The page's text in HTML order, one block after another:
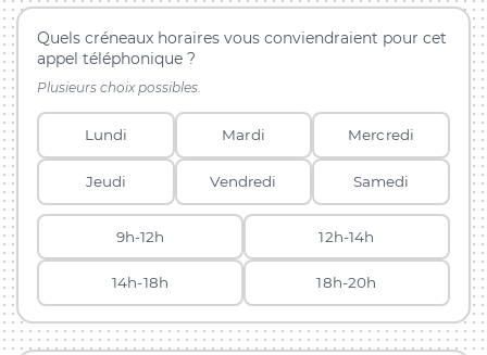
Quels créneaux horaires vous conviendraient pour cet
appel téléphonique ?
Plusieurs choix possibles.
Lundi Mardi Mercredi
Jeudi Vendredi Samedi
9h-12h 12h-14h
14h-18h 18h-20h